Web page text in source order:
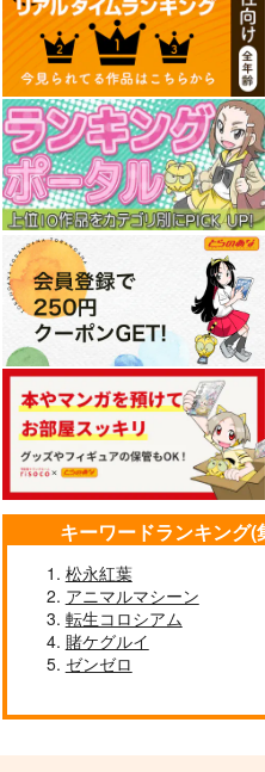
キーワードランキング
松永紅葉
アニマルマシーン
転生コロシアム
賭ケグルイ
ゼンゼロ